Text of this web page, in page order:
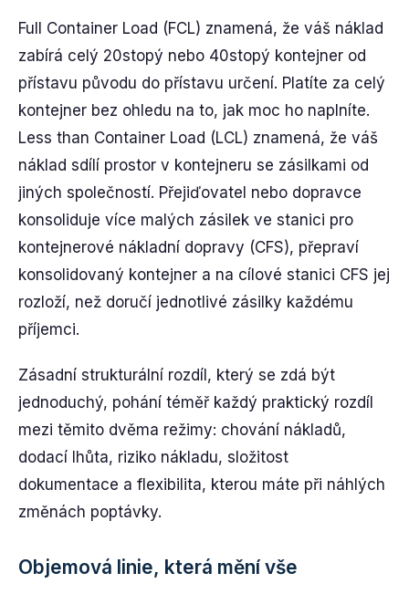
Full Container Load (FCL) znamená, že váš náklad
zabírá celý 20stopý nebo 40stopý kontejner od
přístavu původu do přístavu určení. Platíte za celý
kontejner bez ohledu na to, jak moc ho naplníte.
Less than Container Load (LCL) znamená, že váš
náklad sdílí prostor v kontejneru se zásilkami od
jiných společností. Přejiďovatel nebo dopravce
konsoliduje více malých zásilek ve stanici pro
kontejnerové nákladní dopravy (CFS), přepraví
konsolidovaný kontejner a na cílové stanici CFS jej
rozloží, než doručí jednotlivé zásilky každému
příjemci.
Zásadní strukturální rozdíl, který se zdá být
jednoduchý, pohání téměř každý praktický rozdíl
mezi těmito dvěma režimy: chování nákladů,
dodací lhůta, riziko nákladu, složitost
dokumentace a flexibilita, kterou máte při náhlých
změnách poptávky.
Objemová linie, která mění vše